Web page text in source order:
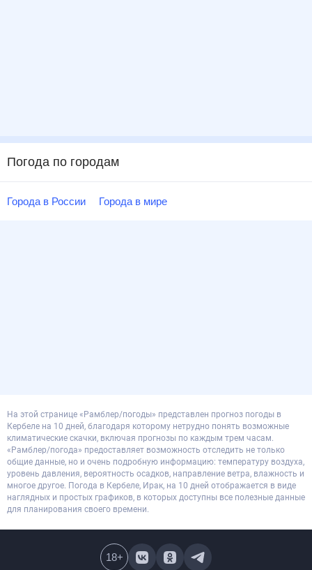
Погода по городам
Города в России Города в мире
На этой странице «Рамблер/погоды» представлен прогноз погоды в
Кербеле на 10 дней, благодаря которому нетрудно понять возможные
климатические скачки, включая прогнозы по каждым трем часам.
«Рамблер/погода» предоставляет возможность отследить не только
общие данные, но и очень подробную информацию: температуру воздуха,
уровень давления, вероятность осадков, направление ветра, влажность и
многое другое. Погода в Кербеле, Ирак, на 10 дней отображается в виде
наглядных и простых графиков, в которых доступны все полезные данные
для планирования своего времени.
18+